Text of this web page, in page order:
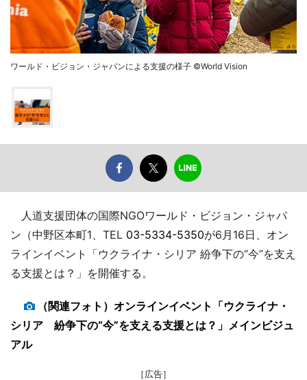
ワールド・ビジョン・ジャパンによる支援の様子 ©World Vision
人道支援団体の国際NGOワールド・ビジョン・ジャパ
ン（中野区本町1、TEL 03-5334-5350が6月16日、オン
ラインイベント「ウクライナ・シリア 紛争下の“今”を支え
る支援とは？」を開催する。
（関連フォト）オンラインイベント「ウクライナ・
シリア 紛争下の“今”を支える支援とは？」メインビジュ
アル
［広告］